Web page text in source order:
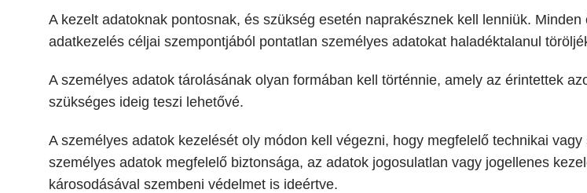
A kezelt adatoknak pontosnak, és szükség esetén naprakésznek kell lenniük.
adatkezelés céljai szempontjából pontatlan személyes adatokat haladéktalanul
A személyes adatok tárolásának olyan formában kell történnie, amely az érintettek
szükséges ideig teszi lehetővé.
A személyes adatok kezelését oly módon kell végezni, hogy megfelelő technikai
személyes adatok megfelelő biztonsága, az adatok jogosulatlan vagy jogellenes
károsodásával szembeni védelmet is ideértve.